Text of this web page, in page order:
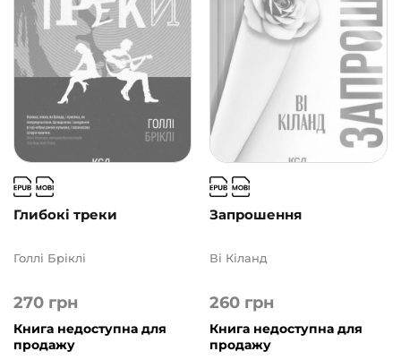
Глибокі треки
270 грн
Голлі Бріклі
Книга недоступна для
продажу
Запрошення
260 грн
Ві Кіланд
Книга недоступна для
продажу